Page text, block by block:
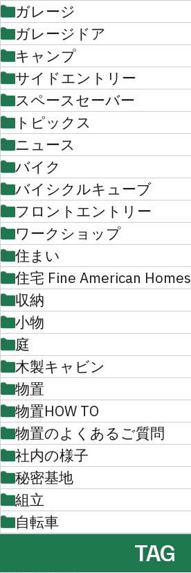
ガレージ
ガレージドア
キャンプ
サイドエントリー
スペースセーバー
トピックス
ニュース
バイク
バイシクルキューブ
フロントエントリー
ワークショップ
住まい
住宅 Fine American Homes
収納
小物
庭
木製キャビン
物置
物置HOW TO
物置のよくあるご質問
社内の様子
秘密基地
組立
自転車
TAG